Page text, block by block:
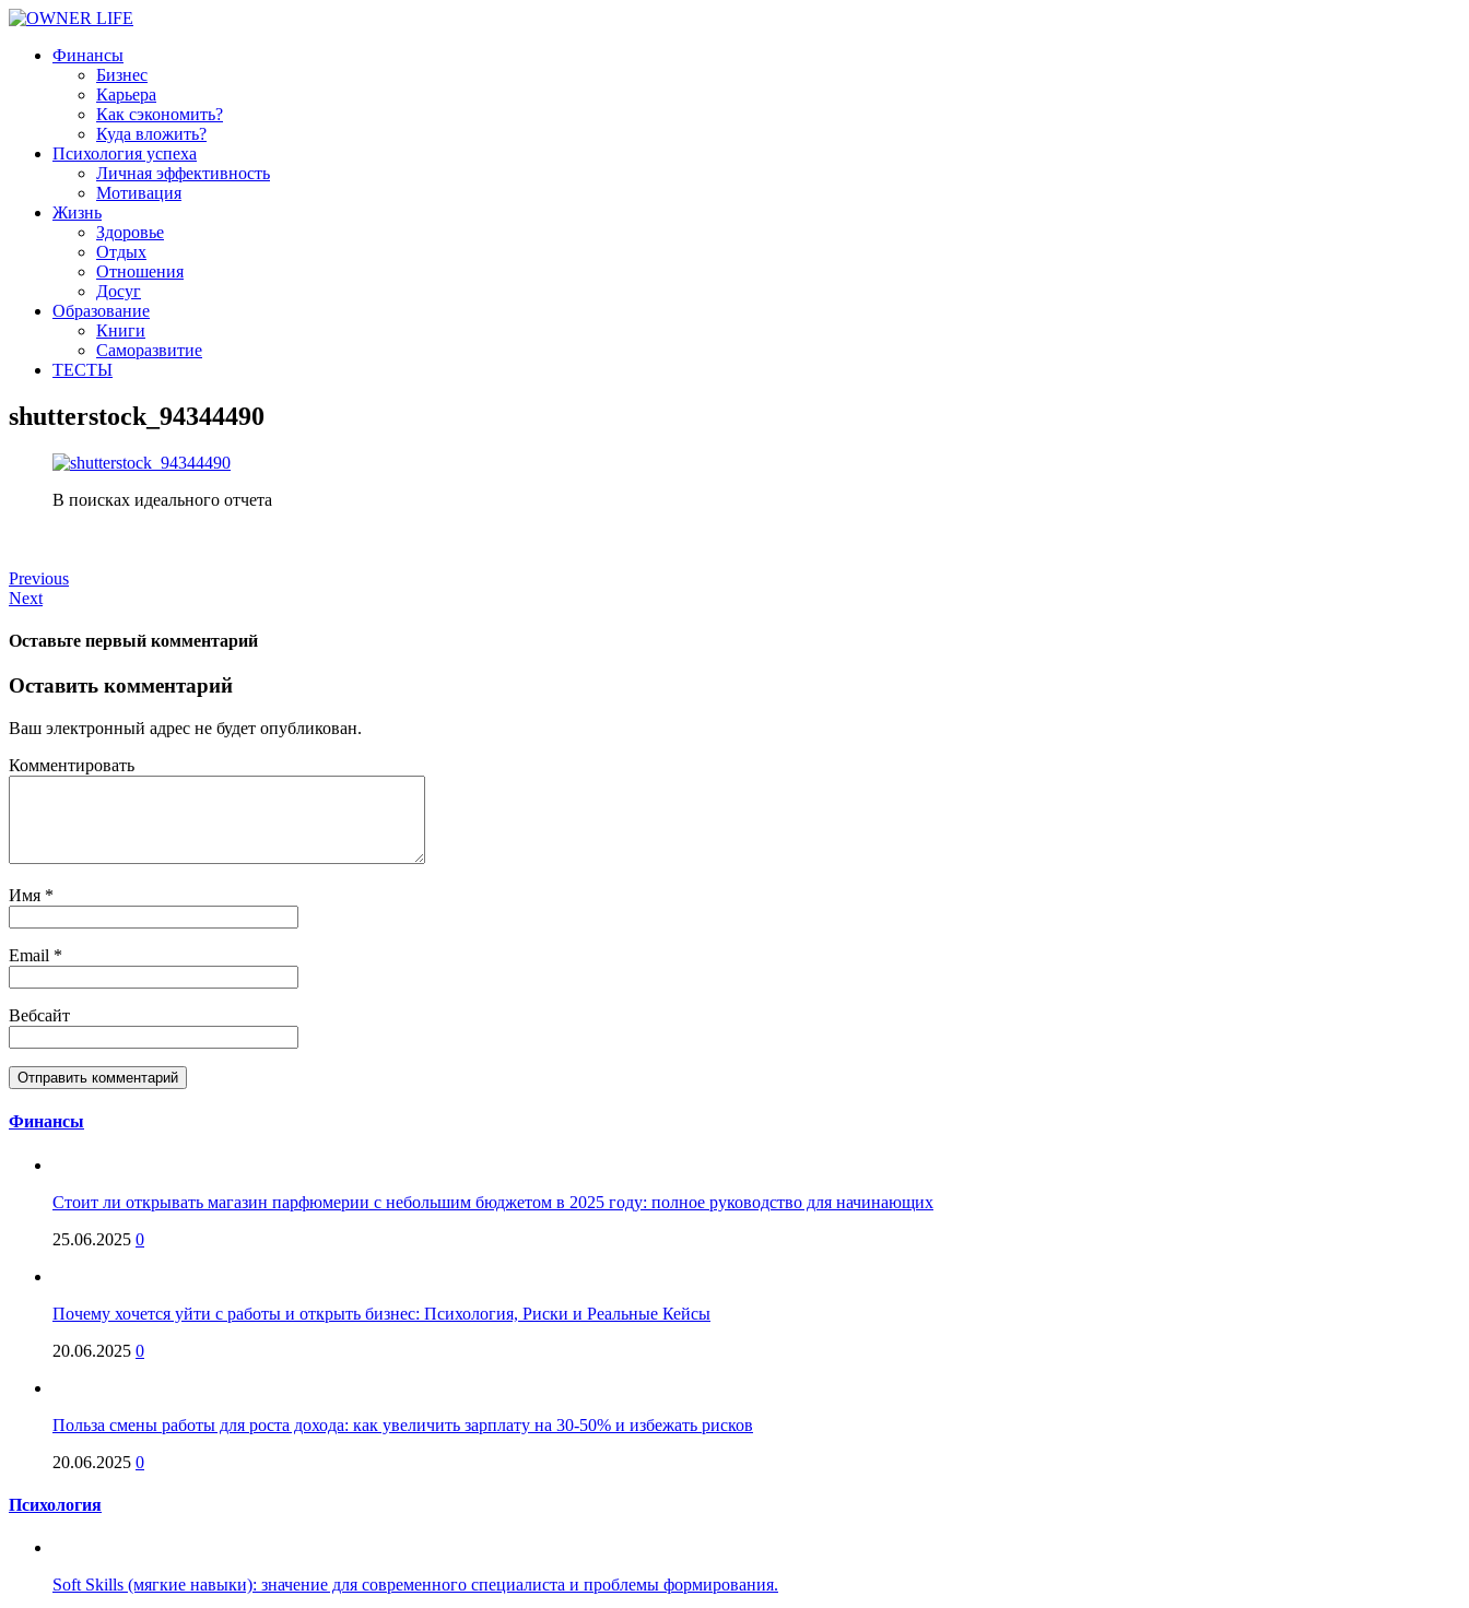
Финансы
Бизнес
Карьера
Как сэкономить?
Куда вложить?
Психология успеха
Личная эффективность
Мотивация
Жизнь
Здоровье
Отдых
Отношения
Досуг
Образование
Книги
Саморазвитие
ТЕСТЫ
shutterstock_94344490
В поисках идеального отчета
Previous
Next
Оставьте первый комментарий
Оставить комментарий
Ваш электронный адрес не будет опубликован.
Комментировать
Имя *
Email *
Вебсайт
Финансы
Стоит ли открывать магазин парфюмерии с небольшим бюджетом в 2025 году: полное руководство для начинающих
25.06.2025 0
Почему хочется уйти с работы и открыть бизнес: Психология, Риски и Реальные Кейсы
20.06.2025 0
Польза смены работы для роста дохода: как увеличить зарплату на 30-50% и избежать рисков
20.06.2025 0
Психология
Soft Skills (мягкие навыки): значение для современного специалиста и проблемы формирования.